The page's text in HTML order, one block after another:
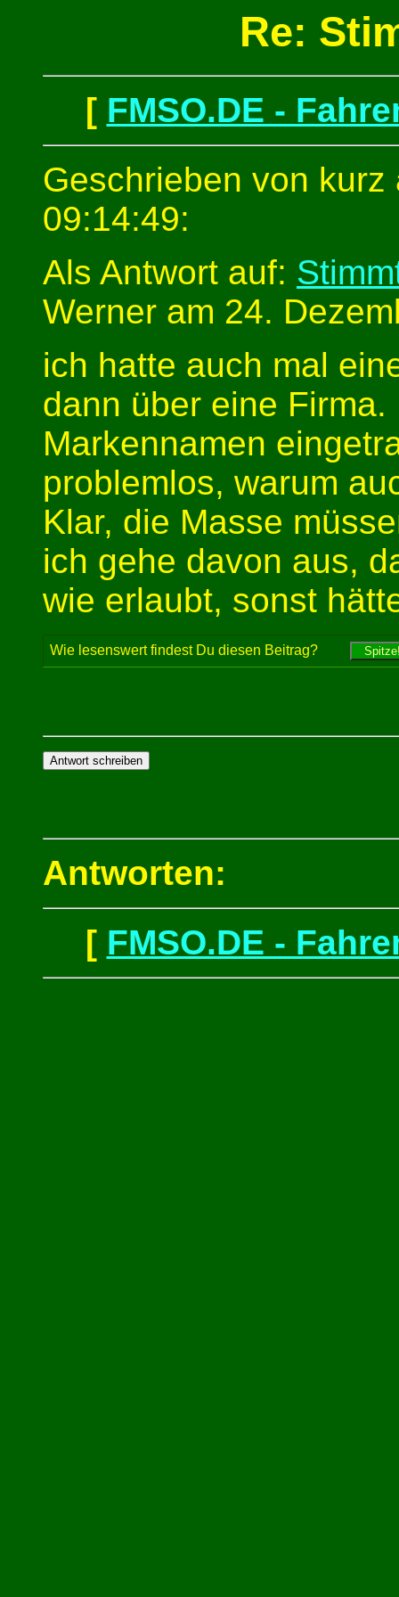
Re:
[ FMSO.DE -
Geschrieben von
09:14:49:
Als Antwort auf:
Werner am 24.
ich hatte auch mal
dann über eine
Markennamen
problemlos, warum
Klar, die Masse
ich gehe davon aus,
wie erlaubt, sonst
Wie lesenswert findest Du diesen Beitrag?
Antworten:
[ FMSO.DE -